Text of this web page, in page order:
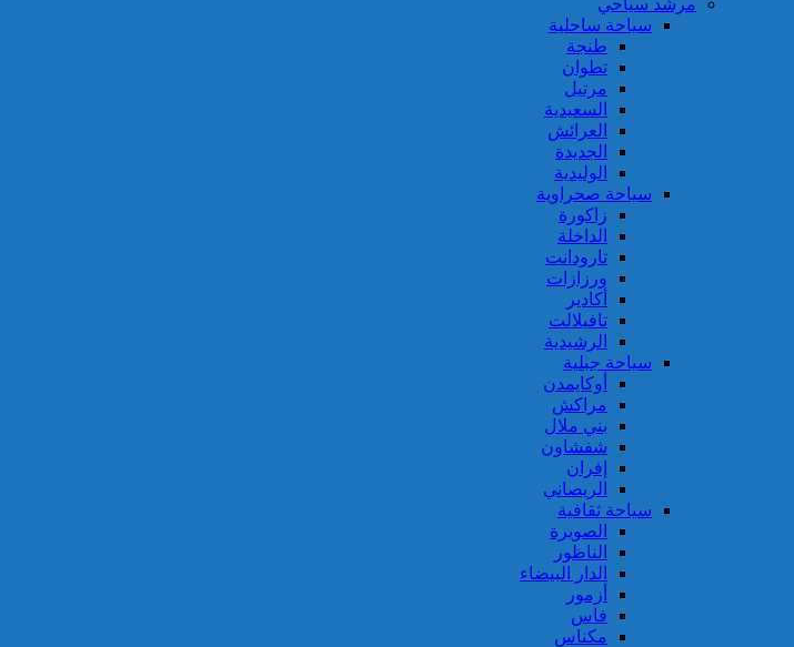
مرشد سياحي
سياحة ساحلية
طنجة
تطوان
مرتيل
السعيدية
العرائش
الجديدة
الوليدية
سياحة صحراوية
زاكورة
الداخلة
تارودانت
ورزازات
أكادير
تافيلالت
الرشيدية
سياحة جبلية
أوكايمدن
مراكش
بني ملال
شفشاون
إفران
الريصاني
سياحة ثقافية
الصويرة
الناظور
الدار البيضاء
أزمور
فاس
مكناس